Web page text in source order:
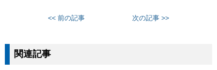
<< 前の記事 次の記事 >>
関連記事